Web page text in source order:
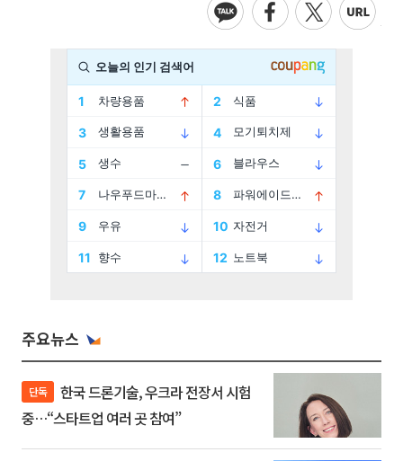
주요뉴스
단독
중…“스타트업 여러 곳 참여”